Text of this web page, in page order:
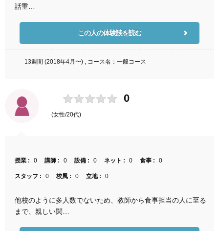
話重…
この人の体験談を読む
13週間 (2018年4月〜) , コース名：一般コース
(女性/20代)
0
授業 : 0 講師 : 0 設備 : 0 ネット : 0 食事 : 0
スタッフ : 0 校風 : 0 立地 : 0
他校のように多人数でないため、教師から食事担当の人に至る
まで、親しい関…